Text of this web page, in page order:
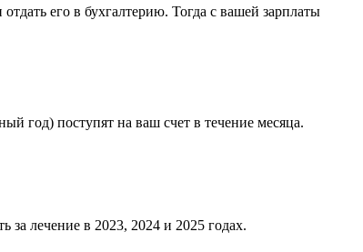
его в бухгалтерию. Тогда с вашей зарплаты
год) поступят на ваш счет в течение месяца.
лечение в 2023, 2024 и 2025 годах.